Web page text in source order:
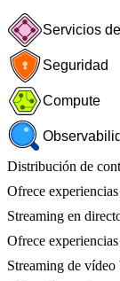
Servicios
Seguridad
Compute
Distribución de
Ofrece
Streaming en
Ofrece
Streaming de vídeo